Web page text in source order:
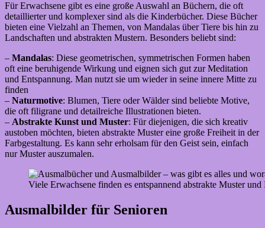
Für Erwachsene gibt es eine große Auswahl an Büchern, die oft
detaillierter und komplexer sind als die Kinderbücher. Diese Bücher
bieten eine Vielzahl an Themen, von Mandalas über Tiere bis hin zu
Landschaften und abstrakten Mustern. Besonders beliebt sind:
– Mandalas: Diese geometrischen, symmetrischen Formen haben
oft eine beruhigende Wirkung und eignen sich gut zur Meditation
und Entspannung. Man nutzt sie um wieder in seine innere Mitte zu
finden
– Naturmotive: Blumen, Tiere oder Wälder sind beliebte Motive,
die oft filigrane und detailreiche Illustrationen bieten.
– Abstrakte Kunst und Muster: Für diejenigen, die sich kreativ
austoben möchten, bieten abstrakte Muster eine große Freiheit in der
Farbgestaltung. Es kann sehr erholsam für den Geist sein, einfach
nur Muster auszumalen.
Viele Erwachsene finden es entspannend abstrakte Muster und
Ausmalbilder für Senioren